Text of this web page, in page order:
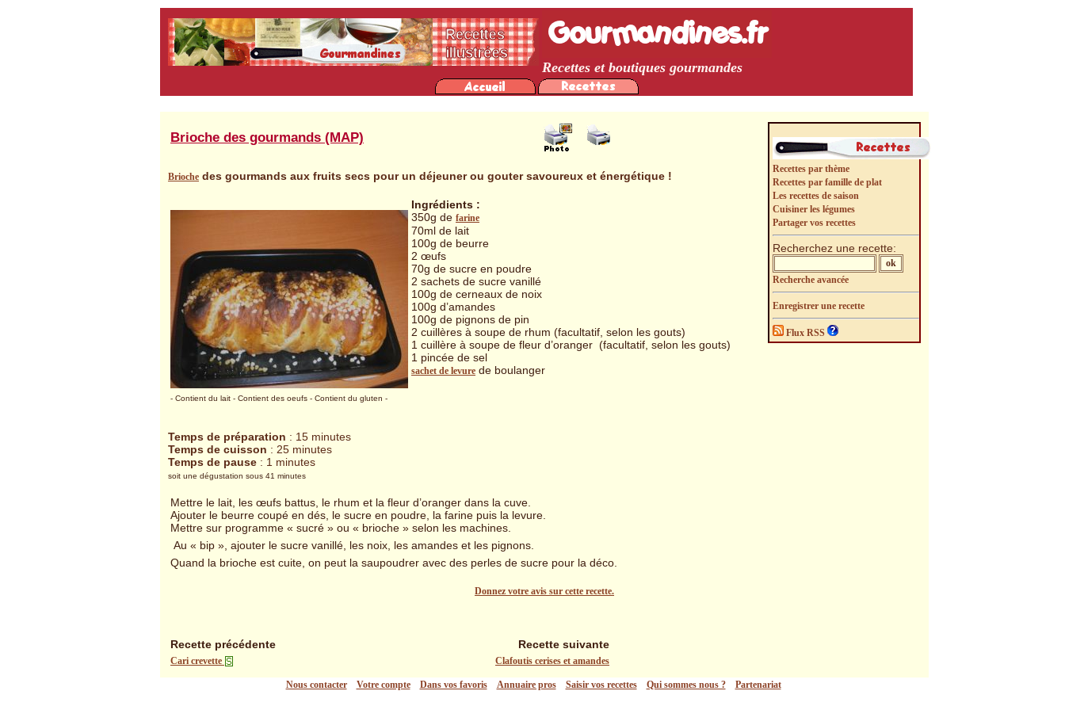
Recettes par thème
Recettes par famille de plat
Les recettes de saison
Cuisiner les légumes
Partager vos recettes
Recherchez une recette:
Recherche avancée
Enregistrer une recette
Flux RSS
Brioche des gourmands (MAP)
Brioche des gourmands aux fruits secs pour un déjeuner ou gouter savoureux et énergétique !
- Contient du lait - Contient des oeufs - Contient du gluten -
Ingrédients :
350g de farine
70ml de lait
100g de beurre
2 œufs
70g de sucre en poudre
2 sachets de sucre vanillé
100g de cerneaux de noix
100g d’amandes
100g de pignons de pin
2 cuillères à soupe de rhum (facultatif, selon les gouts)
1 cuillère à soupe de fleur d’oranger (facultatif, selon les gouts)
1 pincée de sel
sachet de levure de boulanger
Temps de préparation : 15 minutes
Temps de cuisson : 25 minutes
Temps de pause : 1 minutes
soit une dégustation sous 41 minutes
Mettre le lait, les œufs battus, le rhum et la fleur d’oranger dans la cuve.
Ajouter le beurre coupé en dés, le sucre en poudre, la farine puis la levure.
Mettre sur programme « sucré » ou « brioche » selon les machines.
Au « bip », ajouter le sucre vanillé, les noix, les amandes et les pignons.
Quand la brioche est cuite, on peut la saupoudrer avec des perles de sucre pour la déco.
Donnez votre avis sur cette recette.
Recette précédente Recette suivante
Cari crevette Clafoutis cerises et amandes
Nous contacter Votre compte Dans vos favoris Annuaire pros Saisir vos recettes Qui sommes nous ? Partenariat
Recettes et boutiques gourmandes